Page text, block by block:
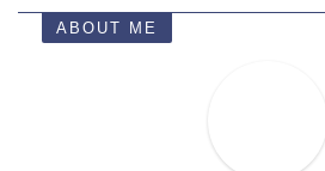
ABOUT ME